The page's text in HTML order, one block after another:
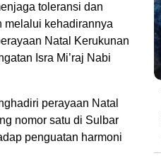
toleransi dan
melalui kehadirannya
Natal Kerukunan
Isra Mi’raj Nabi
perayaan Natal
nomor satu di Sulbar
penguatan harmoni